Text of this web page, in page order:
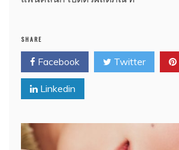
SHARE
Facebook Twitter
Linkedin